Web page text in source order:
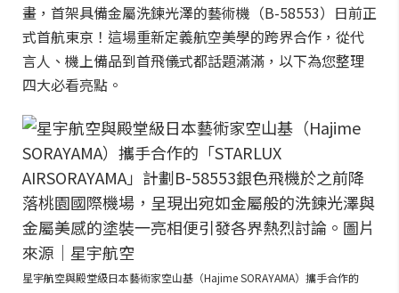
畫，首架具備金屬洗鍊光澤的藝術機（B-58553）日前正
式首航東京！這場重新定義航空美學的跨界合作，從代
言人、機上備品到首飛儀式都話題滿滿，以下為您整理
四大必看亮點。
星宇航空與殿堂級日本藝術家空山基（Hajime SORAYAMA）攜手合作的